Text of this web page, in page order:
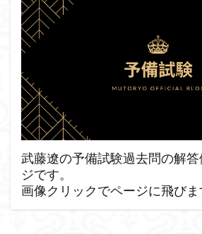
武藤遼の予備試験過去問の解
ジです。
画像クリックでページに飛びま